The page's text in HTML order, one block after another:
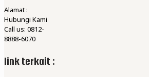
Alamat :
Hubungi Kami
Call us: 0812-
8888-6070
link terkait :